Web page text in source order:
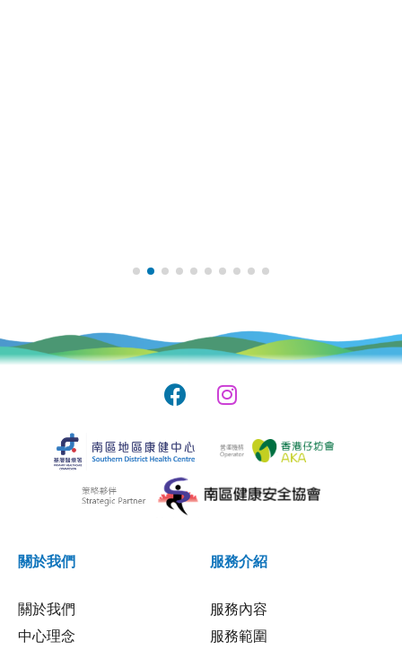
關於我們
關於我們
中心理念
服務介紹
服務內容
服務範圍